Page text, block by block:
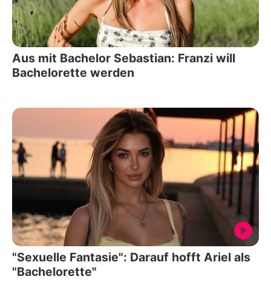
Aus mit Bachelor Sebastian: Franzi will
Bachelorette werden
"Sexuelle Fantasie": Darauf hofft Ariel als
"Bachelorette"